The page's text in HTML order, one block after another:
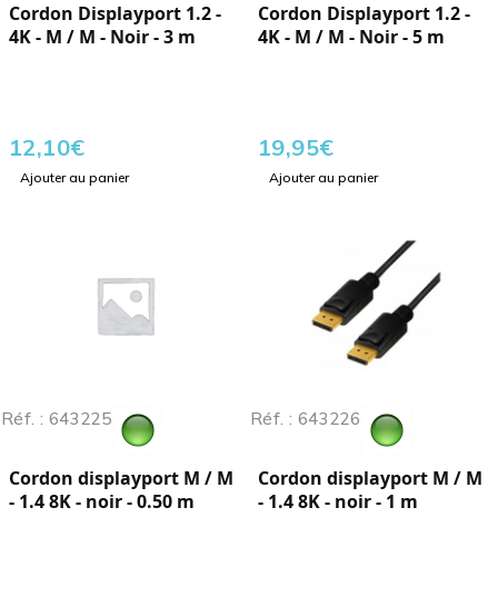
Cordon Displayport 1.2 -
4K - M / M - Noir - 3 m
12,10€
Ajouter au panier
Cordon Displayport 1.2 -
4K - M / M - Noir - 5 m
19,95€
Ajouter au panier
Réf. : 643225
Cordon displayport M / M
- 1.4 8K - noir - 0.50 m
Réf. : 643226
Cordon displayport M / M
- 1.4 8K - noir - 1 m